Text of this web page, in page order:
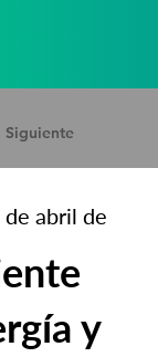
Siguiente
abril de
y